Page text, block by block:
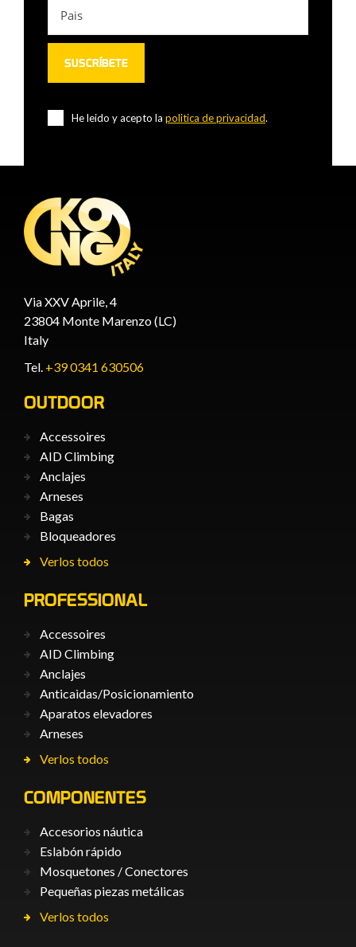
He leido y acepto la politica de privacidad.
Via XXV Aprile, 4
23804 Monte Marenzo (LC)
Italy
Tel. +39 0341 630506
OUTDOOR
Accessoires
AID Climbing
Anclajes
Arneses
Bagas
Bloqueadores
Verlos todos
PROFESSIONAL
Accessoires
AID Climbing
Anclajes
Anticaìdas/Posicionamiento
Aparatos elevadores
Arneses
Verlos todos
COMPONENTES
Accesorios náutica
Eslabón rápido
Mosquetones / Conectores
Pequeñas piezas metálicas
Verlos todos